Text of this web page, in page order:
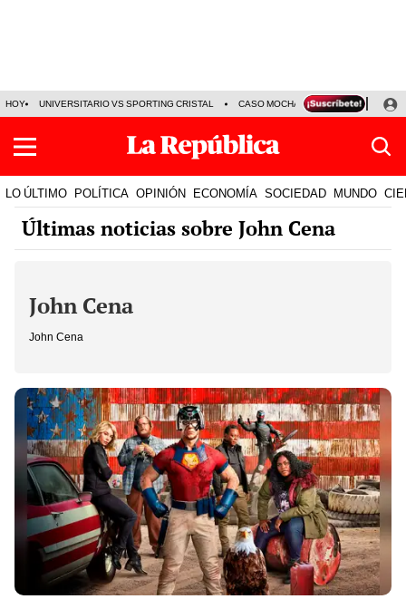
HOY UNIVERSITARIO VS SPORTING CRISTAL CASO MOCHASUELDOS
LO ÚLTIMO POLÍTICA OPINIÓN ECONOMÍA SOCIEDAD MUNDO
Últimas noticias sobre John Cena
John Cena
John Cena